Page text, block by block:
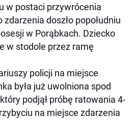
w postaci przywrócenia
doszło popołudniu
w Porąbkach. Dziecko
w stodole przez ramę
policji na miejsce
była już uwolniona spod
podjął próbę ratowania 4-
na miejsce zdarzenia